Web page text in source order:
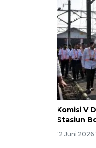
Komisi V
Stasiun
12 Juni 2026